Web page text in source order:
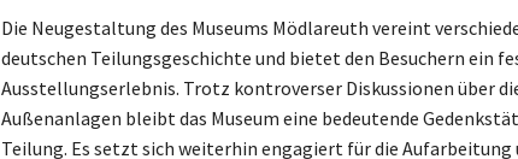
Die Neugestaltung des Museums Mödlareuth vereint
deutschen Teilungsgeschichte und bietet den Besuchern ein
Ausstellungserlebnis. Trotz kontroverser Diskussionen über
Außenanlagen bleibt das Museum eine bedeutende
Teilung. Es setzt sich weiterhin engagiert für die